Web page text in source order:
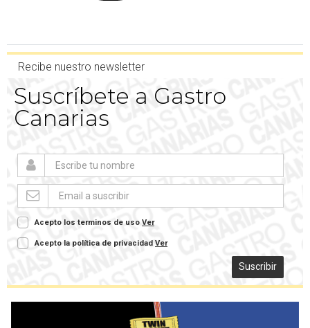
Recibe nuestro newsletter
Suscríbete a Gastro
Canarias
Acepto los terminos de uso Ver
Acepto la política de privacidad Ver
Suscribir